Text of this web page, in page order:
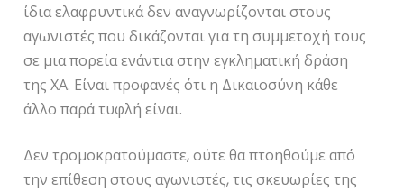
ίδια ελαφρυντικά δεν αναγνωρίζονται στους
αγωνιστές που δικάζονται για τη συμμετοχή τους
σε μια πορεία ενάντια στην εγκληματική δράση
της ΧΑ. Είναι προφανές ότι η Δικαιοσύνη κάθε
άλλο παρά τυφλή είναι.
Δεν τρομοκρατούμαστε, ούτε θα πτοηθούμε από
την επίθεση στους αγωνιστές, τις σκευωρίες της